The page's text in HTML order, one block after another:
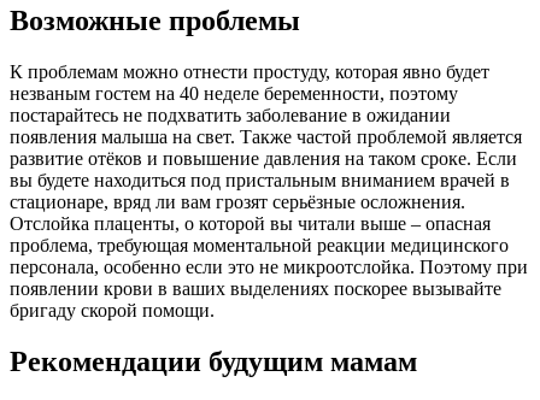
Возможные проблемы
К проблемам можно отнести простуду, которая явно будет
незваным гостем на 40 неделе беременности, поэтому
постарайтесь не подхватить заболевание в ожидании
появления малыша на свет. Также частой проблемой является
развитие отёков и повышение давления на таком сроке. Если
вы будете находиться под пристальным вниманием врачей в
стационаре, вряд ли вам грозят серьёзные осложнения.
Отслойка плаценты, о которой вы читали выше – опасная
проблема, требующая моментальной реакции медицинского
персонала, особенно если это не микроотслойка. Поэтому при
появлении крови в ваших выделениях поскорее вызывайте
бригаду скорой помощи.
Рекомендации будущим мамам